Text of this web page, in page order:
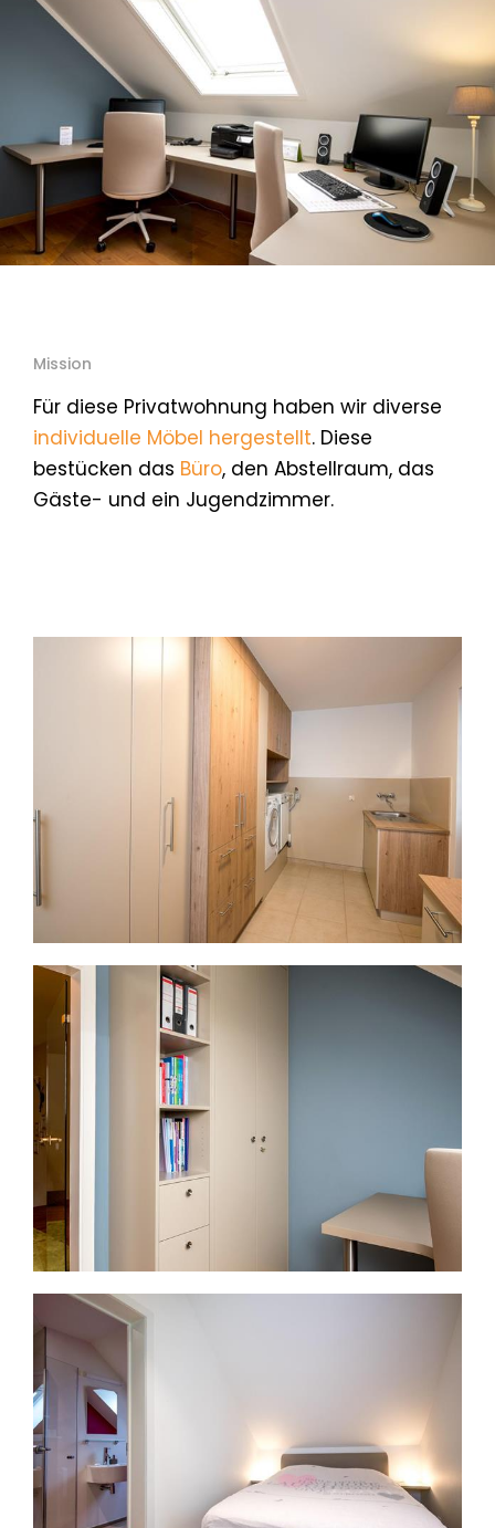
Mission
Für diese Privatwohnung haben wir diverse
individuelle Möbel hergestellt. Diese
bestücken das Büro, den Abstellraum, das
Gäste- und ein Jugendzimmer.